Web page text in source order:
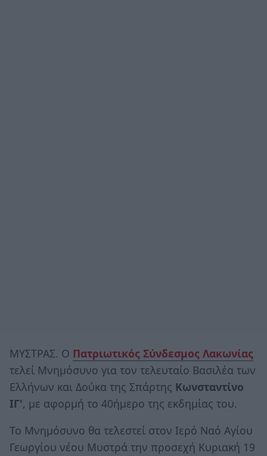
ΜΥΣΤΡΑΣ. Ο Πατριωτικός Σύνδεσμος Λακωνίας
τελεί Μνημόσυνο για τον τελευταίο Βασιλέα των
Ελλήνων και Δούκα της Σπάρτης Κωνσταντίνο
ΙΓ', με αφορμή το 40ήμερο της εκδημίας του.
Το Μνημόσυνο θα τελεστεί στον Ιερό Ναό Αγίου
Γεωργίου νέου Μυστρά την προσεχή Κυριακή 19